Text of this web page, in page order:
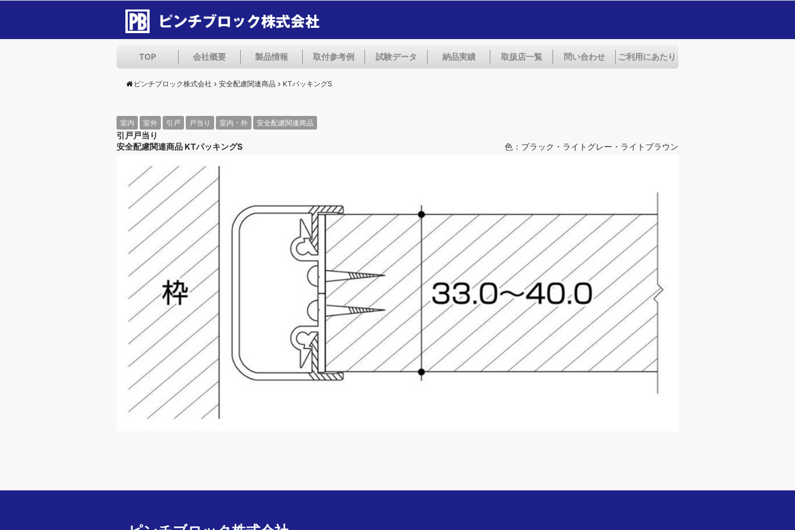
TOP 会社概要 製品情報 取付参考例 試験データ 納品実績 取扱店一覧 問い合わせ ご利用にあたり
ピンチブロック株式会社 安全配慮関連商品 KTパッキングS
室内 室外 引戸 戸当り 室内・外 安全配慮関連商品
引戸戸当り
安全配慮関連商品 KTパッキングS
色：ブラック・ライトグレー・ライトブラウン